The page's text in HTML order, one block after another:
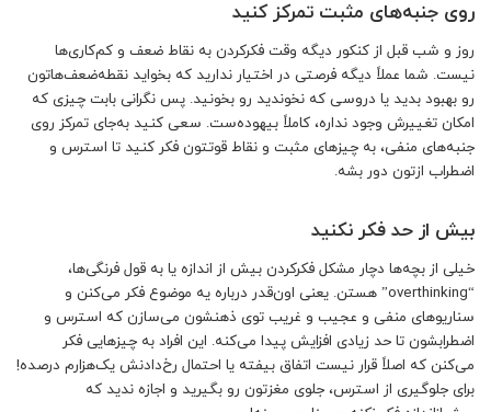
روی جنبه‌های مثبت تمرکز کنید
روز و شب قبل از کنکور دیگه وقت فکرکردن به نقاط ضعف و کم‌کاری‌ها
نیست. شما عملاً دیگه فرصتی در اختیار ندارید که بخواید نقطه‌‌ضعف‌‌هاتون
رو بهبو‌د بدید یا دروسی که نخوندید رو بخونید. پس نگرانی بابت چیزی که
امکان تغییرش وجود نداره، کاملاً بیهوده‌ست. سعی کنید به‌جای تمرکز روی
جنبه‌های منفی، به چیزهای مثبت و نقاط قوتتون فکر کنید تا استرس و
اضطراب ازتون دور بشه.
بیش از حد فکر نکنید
خیلی از بچه‌ها دچار مشکل فکرکردن بیش از اندازه یا به‌ قول فرنگی‌ها،
“overthinking” هستن. یعنی اون‌قدر درباره یه موضوع فکر می‌کنن و
سناریوهای منفی و عجیب و غریب توی ذهنشون می‌سازن که استرس و
اضطرابشون تا حد زیادی افزایش پیدا می‌کنه. این افراد به چیزهایی فکر
می‌کنن که اصلاً قرار نیست اتفاق بیفته یا احتمال رخ‌دادنش یک‌هزارم درصده!
برای جلوگیری از استرس، جلوی مغزتون رو بگیرید و اجازه ندید که